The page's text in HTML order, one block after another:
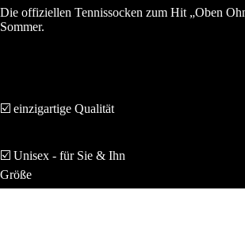
Die offiziellen Tennissocken zum Hit „Oben
Sommer.
☑️ einzigartige Qualität
☑️ Unisex - für Sie & Ihn
Größe